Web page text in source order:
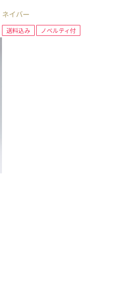
ネイバー
送料込み ノベルティ付